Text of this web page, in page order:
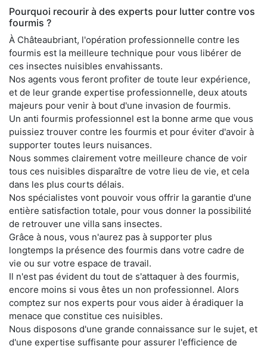
Pourquoi recourir à des experts pour lutter contre vos
fourmis ?
À Châteaubriant, l'opération professionnelle contre les
fourmis est la meilleure technique pour vous libérer de
ces insectes nuisibles envahissants.
Nos agents vous feront profiter de toute leur expérience,
et de leur grande expertise professionnelle, deux atouts
majeurs pour venir à bout d'une invasion de fourmis.
Un anti fourmis professionnel est la bonne arme que vous
puissiez trouver contre les fourmis et pour éviter d'avoir à
supporter toutes leurs nuisances.
Nous sommes clairement votre meilleure chance de voir
tous ces nuisibles disparaître de votre lieu de vie, et cela
dans les plus courts délais.
Nos spécialistes vont pouvoir vous offrir la garantie d'une
entière satisfaction totale, pour vous donner la possibilité
de retrouver une villa sans insectes.
Grâce à nous, vous n'aurez pas à supporter plus
longtemps la présence des fourmis dans votre cadre de
vie ou sur votre espace de travail.
Il n'est pas évident du tout de s'attaquer à des fourmis,
encore moins si vous êtes un non professionnel. Alors
comptez sur nos experts pour vous aider à éradiquer la
menace que constitue ces nuisibles.
Nous disposons d'une grande connaissance sur le sujet, et
d'une expertise suffisante pour assurer l'efficience de